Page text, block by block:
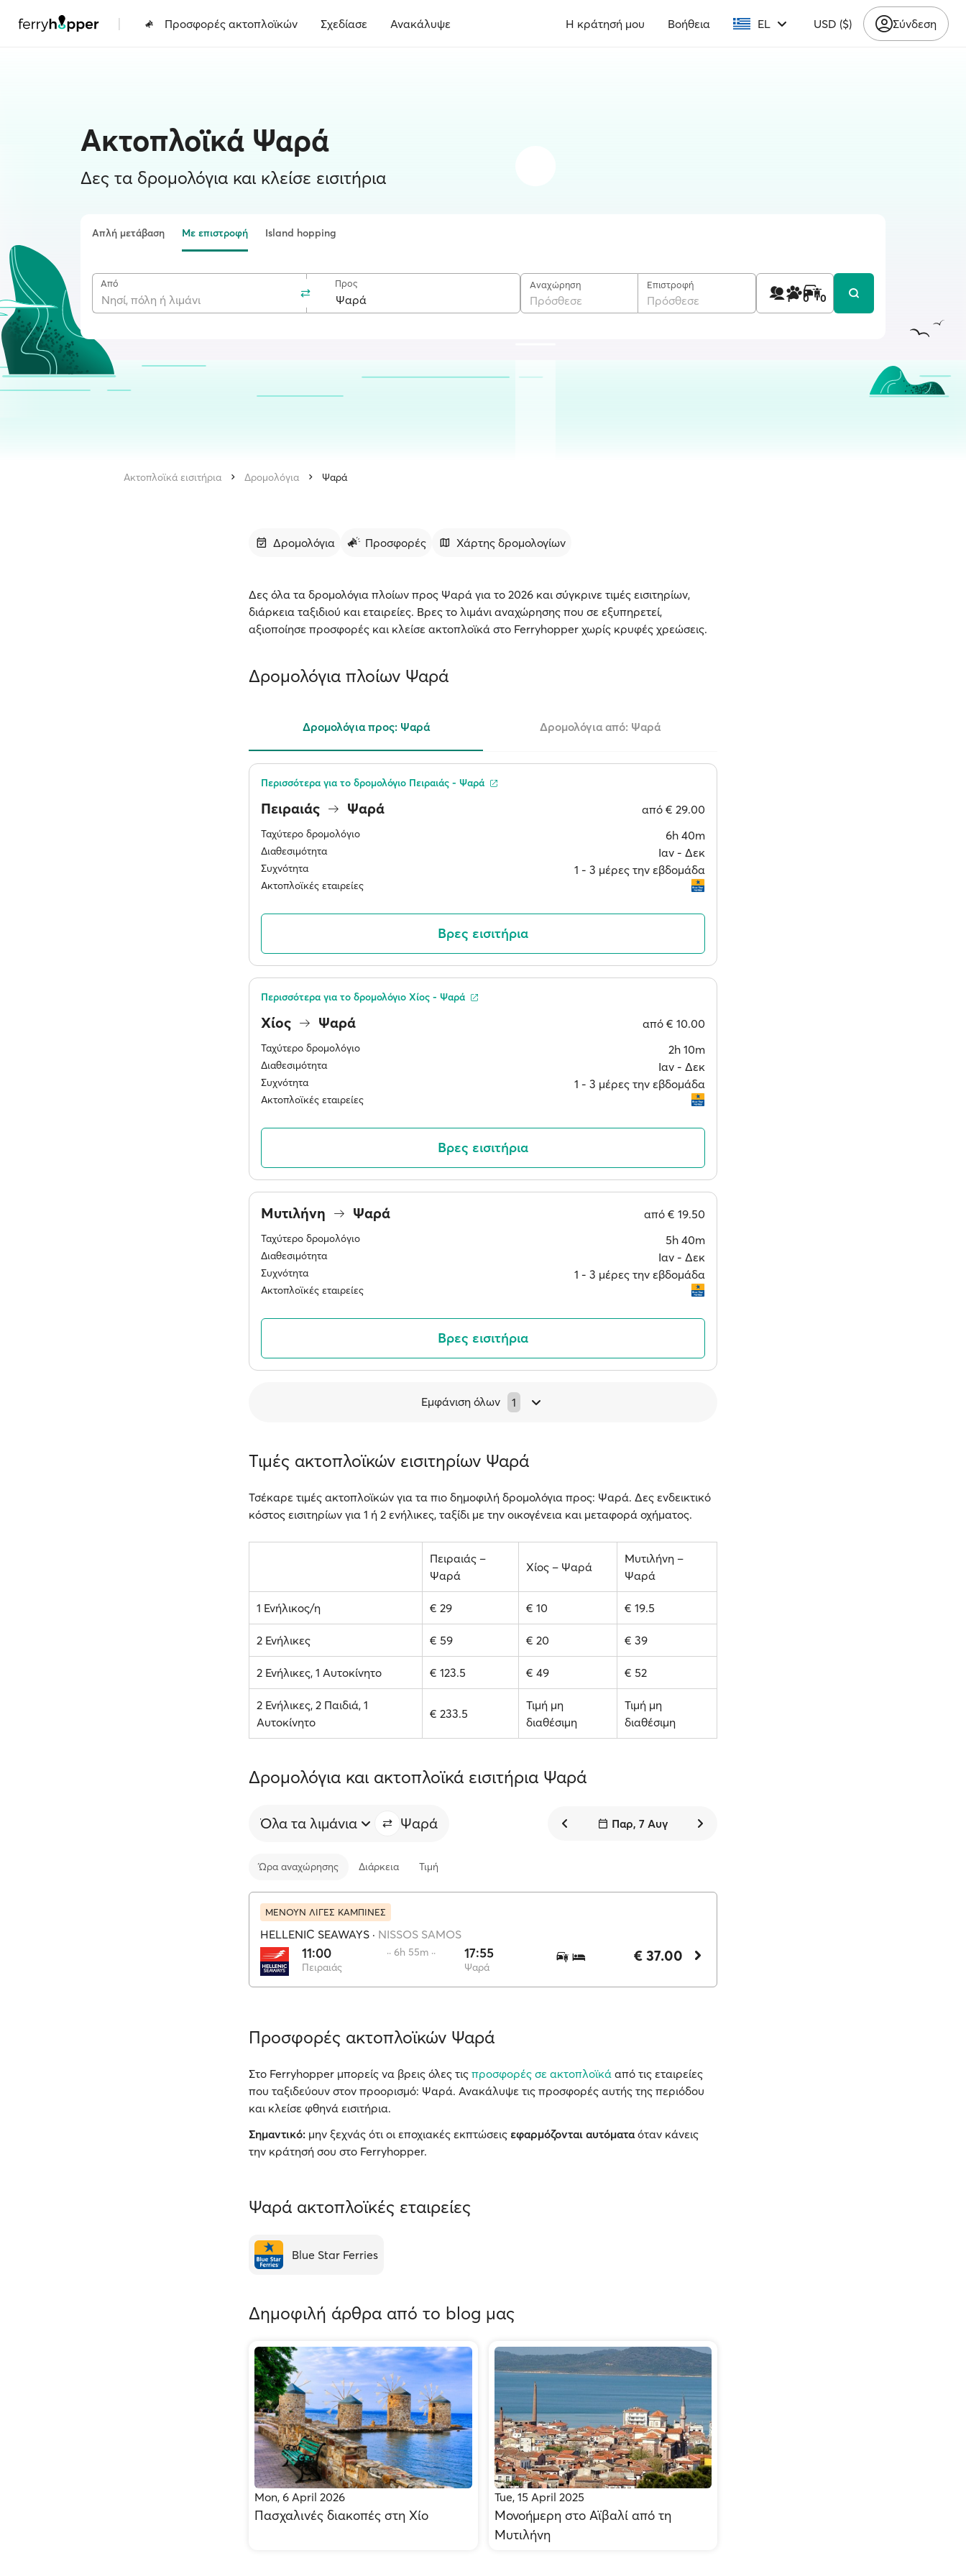
| Προσφορές ακτοπλοϊκών Σχεδίασε Ανακάλυψε Η κράτησή μου Βοήθεια EL USD ($) Σύνδεση
Ακτοπλοϊκά Ψαρά
Δες τα δρομολόγια και κλείσε εισιτήρια
Απλή μετάβαση Με επιστροφή Island hopping
Από Προς Αναχώρηση
Πρόσθεσε
Επιστροφή
Πρόσθεσε 1 0 0
Ακτοπλοϊκά εισιτήρια Δρομολόγια Ψαρά
Δρομολόγια Προσφορές Χάρτης δρομολογίων
Δες όλα τα δρομολόγια πλοίων προς Ψαρά για το 2026 και σύγκρινε τιμές εισιτηρίων,
διάρκεια ταξιδιού και εταιρείες. Βρες το λιμάνι αναχώρησης που σε εξυπηρετεί,
αξιοποίησε προσφορές και κλείσε ακτοπλοϊκά στο Ferryhopper χωρίς κρυφές χρεώσεις.
Δρομολόγια πλοίων Ψαρά
Δρομολόγια προς: Ψαρά Δρομολόγια από: Ψαρά
Πειραιάς Ψαρά από € 29.00
Ταχύτερο δρομολόγιο 6h 40m
Διαθεσιμότητα Ιαν ‐ Δεκ
Συχνότητα 1 ‐ 3 μέρες την εβδομάδα
Ακτοπλοϊκές εταιρείες
Περισσότερα για το δρομολόγιο Πειραιάς - Ψαρά
Βρες εισιτήρια
Χίος Ψαρά από € 10.00
Ταχύτερο δρομολόγιο 2h 10m
Διαθεσιμότητα Ιαν ‐ Δεκ
Συχνότητα 1 ‐ 3 μέρες την εβδομάδα
Ακτοπλοϊκές εταιρείες
Περισσότερα για το δρομολόγιο Χίος - Ψαρά
Βρες εισιτήρια
Μυτιλήνη Ψαρά από € 19.50
Ταχύτερο δρομολόγιο 5h 40m
Διαθεσιμότητα Ιαν ‐ Δεκ
Συχνότητα 1 ‐ 3 μέρες την εβδομάδα
Ακτοπλοϊκές εταιρείες
Βρες εισιτήρια
Εμφάνιση όλων 1
Τιμές ακτοπλοϊκών εισιτηρίων Ψαρά
Τσέκαρε τιμές ακτοπλοϊκών για τα πιο δημοφιλή δρομολόγια προς: Ψαρά. Δες ενδεικτικό
κόστος εισιτηρίων για 1 ή 2 ενήλικες, ταξίδι με την οικογένεια και μεταφορά οχήματος.
Πειραιάς –
Ψαρά
Χίος – Ψαρά
Μυτιλήνη –
Ψαρά
1 Ενήλικος/η € 29 € 10 € 19.5
2 Ενήλικες € 59 € 20 € 39
2 Ενήλικες, 1 Αυτοκίνητο € 123.5 € 49 € 52
2 Ενήλικες, 2 Παιδιά, 1
Αυτοκίνητο
€ 233.5
Τιμή μη
διαθέσιμη
Τιμή μη
διαθέσιμη
Δρομολόγια και ακτοπλοϊκά εισιτήρια Ψαρά
Όλα τα λιμάνια Ψαρά Παρ, 7 Αυγ
Ώρα αναχώρησης Διάρκεια Τιμή
ΜΕΝΟΥΝ ΛΙΓΕΣ ΚΑΜΠΙΝΕΣ
HELLENIC SEAWAYS · NISSOS SAMOS
11:00
Πειραιάς
·· 6h 55m ·· 17:55
Ψαρά
€ 37.00
Προσφορές ακτοπλοϊκών Ψαρά
Στο Ferryhopper μπορείς να βρεις όλες τις προσφορές σε ακτοπλοϊκά από τις εταιρείες
που ταξιδεύουν στον προορισμό: Ψαρά. Ανακάλυψε τις προσφορές αυτής της περιόδου
και κλείσε φθηνά εισιτήρια.
Σημαντικό: μην ξεχνάς ότι οι εποχιακές εκπτώσεις εφαρμόζονται αυτόματαόταν κάνεις
την κράτησή σου στο Ferryhopper.
Ψαρά ακτοπλοϊκές εταιρείες
Blue Star Ferries
Δημοφιλή άρθρα από το blog μας
Mon, 6 April 2026
Πασχαλινές διακοπές στη Χίο
Tue, 15 April 2025
Μονοήμερη στο Αϊβαλί από τη
Μυτιλήνη